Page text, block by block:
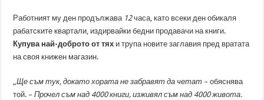
Работният му ден продължава 12часа, като всеки ден обикаля
рабатските квартали, издирвайки бедни продавачи на книги.
Купува най-доброто от тях и трупа новите заглавия пред вратата
на своя книжен магазин.
„Ще съм тук, докато хората не забравят да четат – обяснява
той. –Прочел съм над 4000 книги, изживял съм над 4000 живота.